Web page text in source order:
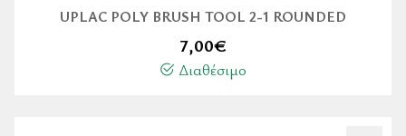
UPLAC POLY BRUSH TOOL 2-1 ROUNDED
7,00€
Διαθέσιμο